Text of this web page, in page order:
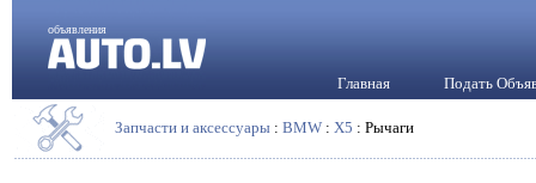
объявления
Главная Подать
Запчасти и аксессуары : BMW : X5 : Рычаги